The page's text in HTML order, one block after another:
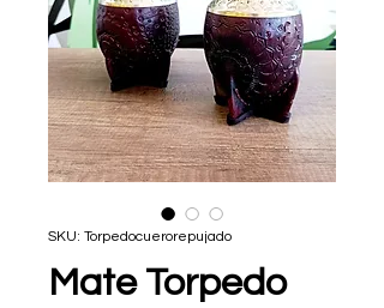
SKU: Torpedocuerorepujado
Mate Torpedo